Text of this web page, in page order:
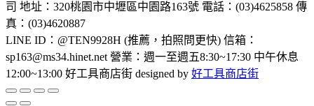
司 地址：320桃園市中壢區中園路163號 電話：(03)4625858 傳
真：(03)4620887
LINE ID：@TEN9928H (推薦，拍照問更快) 信箱：
sp163@ms34.hinet.net 營業：週一至週五8:30~17:30 中午休息
12:00~13:00 好工具商店街 designed by 好工具商店街